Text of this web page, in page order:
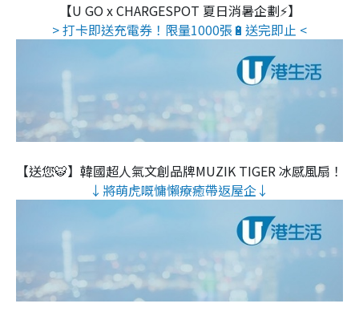
【U GO x CHARGESPOT 夏日消暑企劃⚡】
> 打卡即送充電券！限量1000張🔋送完即止 <
【送您🐯】韓國超人氣文創品牌MUZIK TIGER 冰感風扇！
↓將萌虎嘅慵懶療癒帶返屋企↓